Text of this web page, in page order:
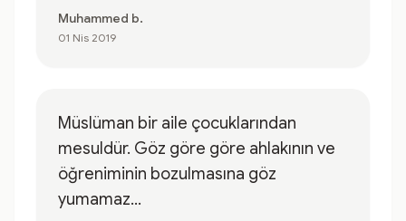
Muhammed b.
01 Nis 2019
Müslüman bir aile çocuklarından
mesuldür. Göz göre göre ahlakının ve
öğreniminin bozulmasına göz
yumamaz...